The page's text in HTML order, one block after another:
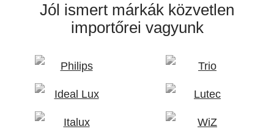
Jól ismert márkák közvetlen
importőrei vagyunk